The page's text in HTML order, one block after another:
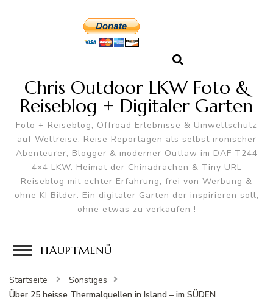
Chris Outdoor LKW Foto &
Reiseblog + Digitaler Garten
Foto + Reiseblog, Offroad Erlebnisse & Umweltschutz
auf Weltreise. Reise Reportagen als selbst ironischer
Abenteurer, Blogger & moderner Outlaw im DAF T244
4×4 LKW. Heimat der Chinadrachen & Tiny URL
Reiseblog mit echter Erfahrung, frei von Werbung &
ohne KI Bilder. Ein digitaler Garten der inspirieren soll,
ohne etwas zu verkaufen !
HAUPTMENÜ
Startseite
Sonstiges
Über 25 heisse Thermalquellen in Island – im SÜDEN